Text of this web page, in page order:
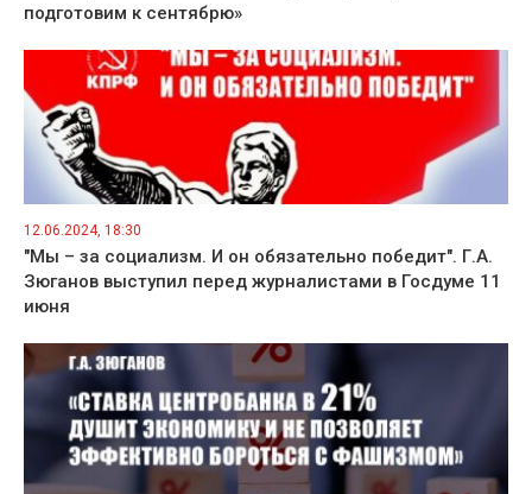
подготовим к сентябрю»
12.06.2024, 18:30
"Мы – за социализм. И он обязательно победит". Г.А.
Зюганов выступил перед журналистами в Госдуме 11
июня